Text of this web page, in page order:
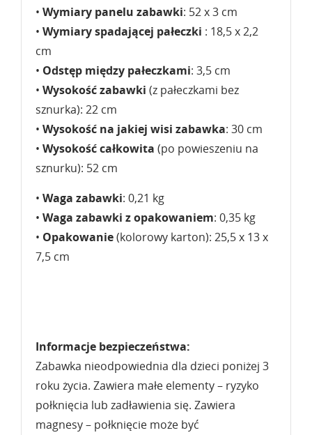
• Wymiary panelu zabawki: 52 x 3 cm
• Wymiary spadającej pałeczki : 18,5 x 2,2
cm
• Odstęp między pałeczkami: 3,5 cm
• Wysokość zabawki (z pałeczkami bez
sznurka): 22 cm
• Wysokość na jakiej wisi zabawka: 30 cm
• Wysokość całkowita (po powieszeniu na
sznurku): 52 cm
• Waga zabawki: 0,21 kg
• Waga zabawki z opakowaniem: 0,35 kg
• Opakowanie(kolorowy karton): 25,5 x 13 x
7,5 cm
Informacje bezpieczeństwa:
Zabawka nieodpowiednia dla dzieci poniżej 3
roku życia. Zawiera małe elementy – ryzyko
połknięcia lub zadławienia się. Zawiera
magnesy – połknięcie może być